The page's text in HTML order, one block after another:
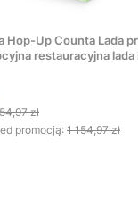
Hop-Up Counta Lada
restauracyjna
zł
promocją: 1 154,97 zł